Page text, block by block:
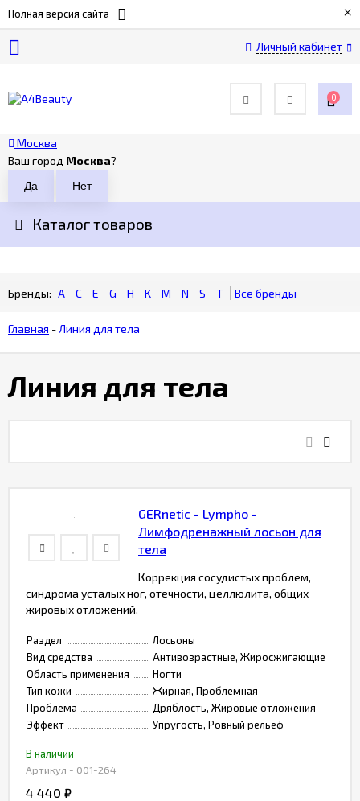
Полная версия сайта ×
Личный кабинет
компании
Оплата
Доставка
Контакты
Политика
Гарантия
качества
0
Москва
Ваш город Москва?
Каталог товаров
A C E G H K M N S T
Главная -Линия для тела
Линия для тела
GERnetic - Lympho -
Лимфодренажный лосьон для
тела
Коррекция сосудистых проблем,
синдрома усталых ног, отечности, целлюлита, общих
жировых отложений.
Раздел
Лосьоны
Вид средства
Антивозрастные, Жиросжигающие
Область применения
Ногти
Тип кожи
Жирная, Проблемная
Проблема
Дряблость, Жировые отложения
Эффект
Упругость, Ровный рельеф
В наличии
Артикул - 001-264
4 440 ₽